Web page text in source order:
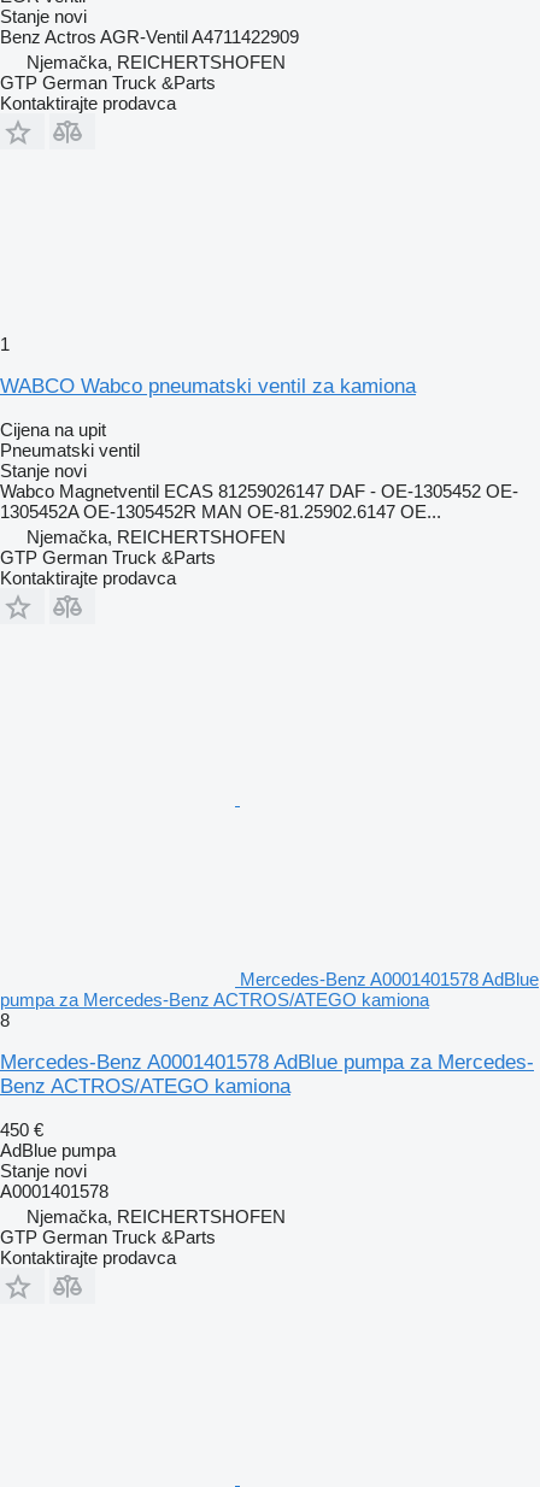
Stanje novi
Benz Actros AGR-Ventil A4711422909
Njemačka, REICHERTSHOFEN
GTP German Truck &Parts
Kontaktirajte prodavca
1
WABCO Wabco pneumatski ventil za kamiona
Cijena na upit
Pneumatski ventil
Stanje novi
Wabco Magnetventil ECAS 81259026147 DAF - OE-1305452 OE-
1305452A OE-1305452R MAN OE-81.25902.6147 OE...
Njemačka, REICHERTSHOFEN
GTP German Truck &Parts
Kontaktirajte prodavca
Mercedes-Benz A0001401578 AdBlue
pumpa za Mercedes-Benz ACTROS/ATEGO kamiona
8
Mercedes-Benz A0001401578 AdBlue pumpa za Mercedes-
Benz ACTROS/ATEGO kamiona
450 €
AdBlue pumpa
Stanje novi
A0001401578
Njemačka, REICHERTSHOFEN
GTP German Truck &Parts
Kontaktirajte prodavca